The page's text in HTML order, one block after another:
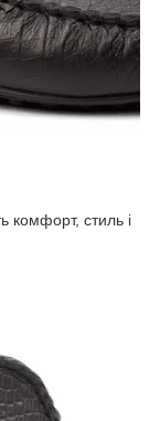
комфорт, стиль і